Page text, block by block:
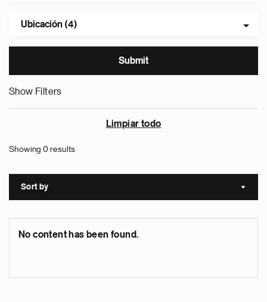
Ubicación (4)
Show Filters
Limpiar todo
Showing 0 results
Sort by Sort
No content has been found.